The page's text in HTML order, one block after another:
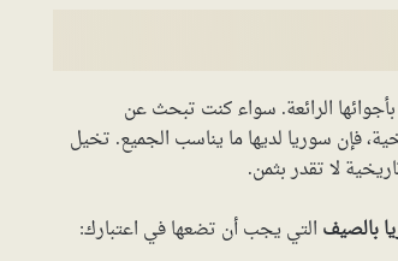
بأجوائها الرائعة. سواء كنت تبحث عن
فإن سوريا لديها ما يناسب الجميع. تخيل
لا تقدر بثمن.
بالصيف التي يجب أن تضعها في اعتبارك: